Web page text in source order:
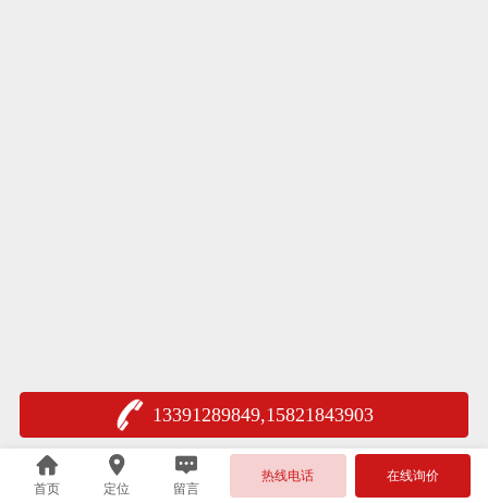
13391289849,15821843903
首页 定位 留言
热线电话 在线询价